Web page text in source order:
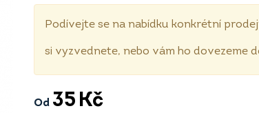
Podívejte se na nabídku konkrétní
si vyzvednete, nebo vám ho dovezeme
Od 35 Kč